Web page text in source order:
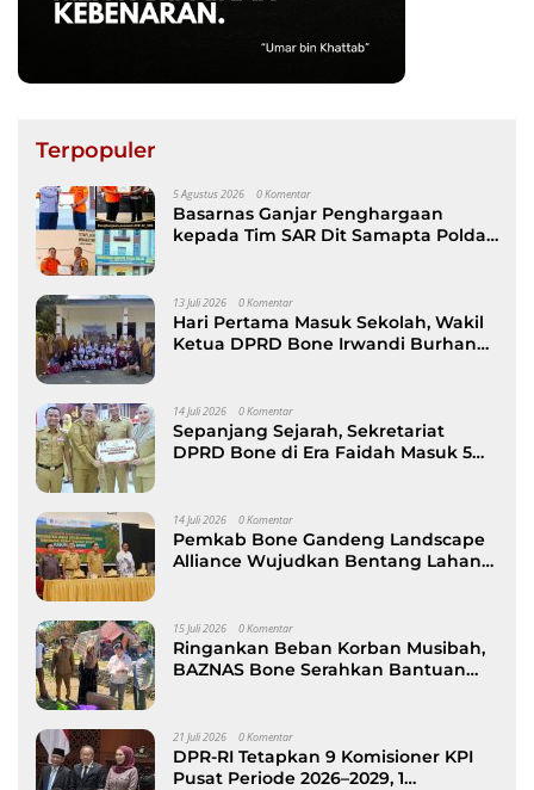
Terpopuler
5 Agustus 2026 0 Komentar
Basarnas Ganjar Penghargaan
kepada Tim SAR Dit Samapta Polda
13 Juli 2026 0 Komentar
Hari Pertama Masuk Sekolah, Wakil
Ketua DPRD Bone Irwandi Burhan
14 Juli 2026 0 Komentar
Sepanjang Sejarah, Sekretariat
DPRD Bone di Era Faidah Masuk 5
14 Juli 2026 0 Komentar
Pemkab Bone Gandeng Landscape
Alliance Wujudkan Bentang Lahan
15 Juli 2026 0 Komentar
Ringankan Beban Korban Musibah,
BAZNAS Bone Serahkan Bantuan
21 Juli 2026 0 Komentar
DPR-RI Tetapkan 9 Komisioner KPI
Pusat Periode 2026–2029, 1